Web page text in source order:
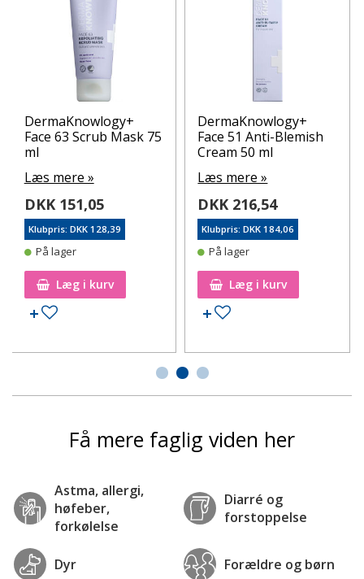
DermaKnowlogy+
Face 63 Scrub Mask 75
ml
Læs mere »
DKK 151,05
Klubpris: DKK 128,39
På lager
Læg i kurv
Tilføj til ønskeseddel
DermaKnowlogy+
Face 51 Anti-Blemish
Cream 50 ml
Læs mere »
DKK 216,54
Klubpris: DKK 184,06
På lager
Læg i kurv
Tilføj til ønskeseddel
Få mere faglig viden her
Astma, allergi,
høfeber,
forkølelse
Diarré og
forstoppelse
Dyr Forældre og børn